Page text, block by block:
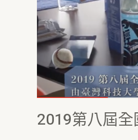
2019第八屆
壘
球
賽